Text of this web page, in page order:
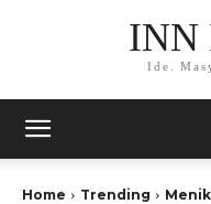
INN
Ide.
Home Trending